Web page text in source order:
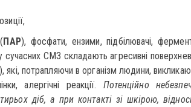
ПАР), фосфати, ензими, підбілювачі,
сучасних СМЗ складають агресивні
потрапляючи в організм людини,
алергічні реакції. Потенційно
діб, а при контакті зі шкірою,